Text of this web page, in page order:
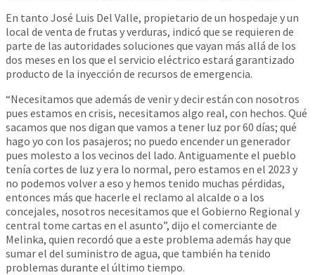
En tanto José Luis Del Valle, propietario de un hospedaje y un
local de venta de frutas y verduras, indicó que se requieren de
parte de las autoridades soluciones que vayan más allá de los
dos meses en los que el servicio eléctrico estará garantizado
producto de la inyección de recursos de emergencia.
“Necesitamos que además de venir y decir están con nosotros
pues estamos en crisis, necesitamos algo real, con hechos. Qué
sacamos que nos digan que vamos a tener luz por 60 días; qué
hago yo con los pasajeros; no puedo encender un generador
pues molesto a los vecinos del lado. Antiguamente el pueblo
tenía cortes de luz y era lo normal, pero estamos en el 2023 y
no podemos volver a eso y hemos tenido muchas pérdidas,
entonces más que hacerle el reclamo al alcalde o a los
concejales, nosotros necesitamos que el Gobierno Regional y
central tome cartas en el asunto”, dijo el comerciante de
Melinka, quien recordó que a este problema además hay que
sumar el del suministro de agua, que también ha tenido
problemas durante el último tiempo.